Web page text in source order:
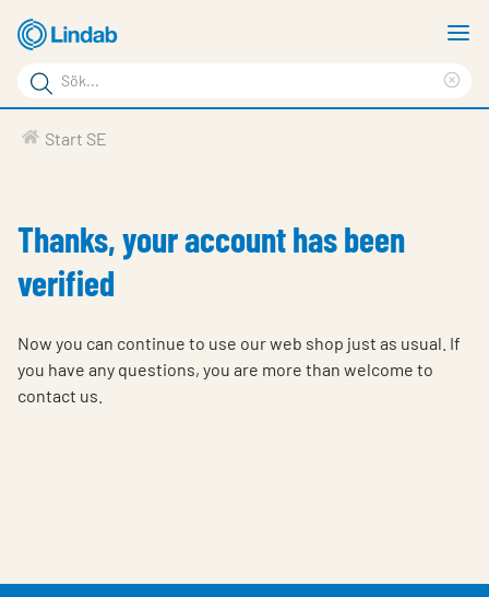
Hoppa
till
huvudinnehållet
Sökord
Sök
på
Kontakt
Logga in
Start SE
Thanks, your account has been
verified
Now you can continue to use our web shop just as usual. If
you have any questions, you are more than welcome to
contact us.